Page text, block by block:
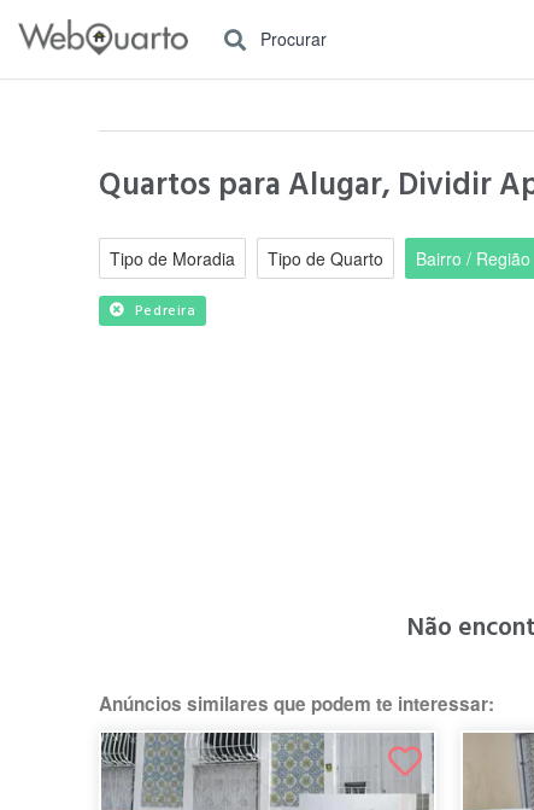
Procurar
Quartos para Alugar, Dividir
Tipo de Moradia Tipo de Quarto Bairro / Região
Pedreira
Não
Anúncios similares que podem te interessar: